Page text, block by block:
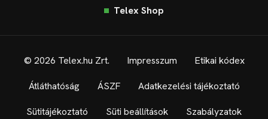
Telex Shop
© 2026 Telex.hu Zrt. Impresszum Etikai kódex
Átláthatóság ÁSZF Adatkezelési tájékoztató
Sütitájékoztató Süti beállítások Szabályzatok